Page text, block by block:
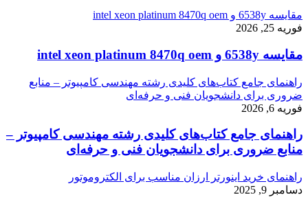
مقایسه 6538y و intel xeon platinum 8470q oem
فوریه 25, 2026
مقایسه 6538y و intel xeon platinum 8470q oem
راهنمای جامع کتاب‌های کلیدی رشته مهندسی کامپیوتر – منابع
ضروری برای دانشجویان فنی و حرفه‌ای
فوریه 6, 2026
راهنمای جامع کتاب‌های کلیدی رشته مهندسی کامپیوتر –
منابع ضروری برای دانشجویان فنی و حرفه‌ای
راهنمای خرید اینورتر ارزان مناسب برای الکتروموتور
دسامبر 9, 2025